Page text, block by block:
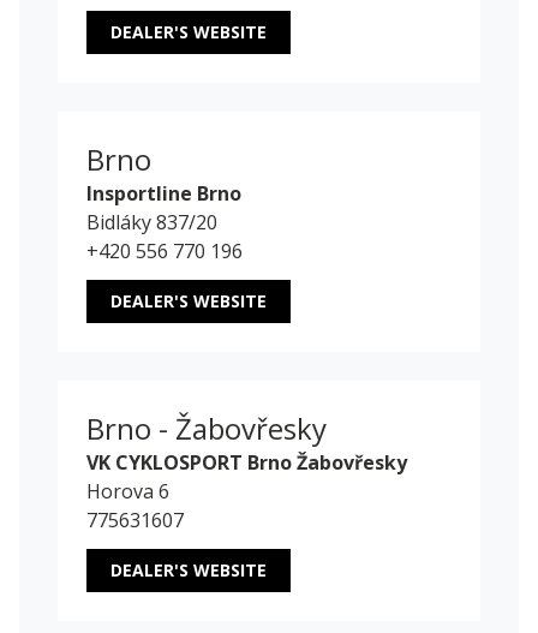
DEALER'S WEBSITE
Brno
Insportline Brno
Bidláky 837/20
+420 556 770 196
DEALER'S WEBSITE
Brno - Žabovřesky
VK CYKLOSPORT Brno Žabovřesky
Horova 6
775631607
DEALER'S WEBSITE